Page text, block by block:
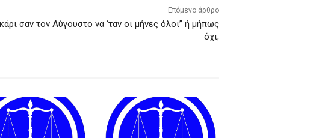
Επόμενο άρθρο
σαν τον Αύγουστο να ‘ταν οι μήνες όλοι” ή μήπως
όχι;